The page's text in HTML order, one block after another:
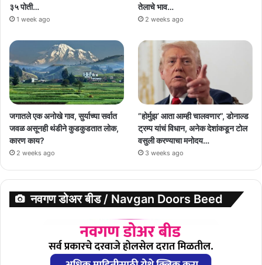
३५ पोती…
1 week ago
तेलाचे भाव…
2 weeks ago
जगातले एक अनोखे गाव, सुर्याच्या सर्वात
जवळ असूनही थंडीने कुडकुडतात लोक,
कारण काय?
2 weeks ago
”होर्मुझ’ आता आम्ही चालवणार”, डोनाल्ड
ट्रम्प यांचं विधान, अनेक देशांकडून टोल
वसुली करण्याचा मनोदय…
3 weeks ago
नवगण डोअर बीड / Navgan Doors Beed